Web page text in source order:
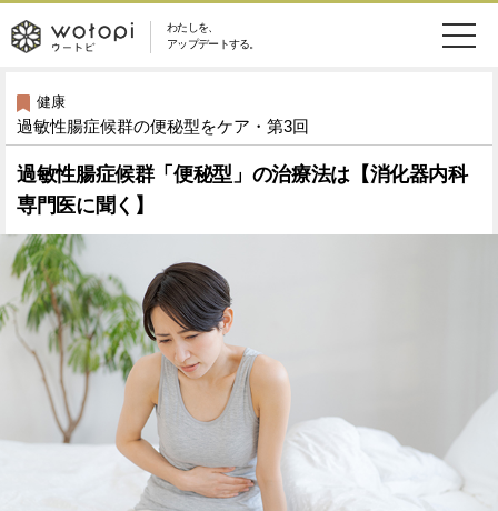
わたしを、
アップデートする。
wotopi
-
ウ
ー
ト
ピ
メ
ニ
ュ
ー
美容・コスメ 妊娠・出産
健康
ライフスタイル
ソーシャル
アイテム
索
ウートピとは？
健康
過敏性腸症候群の便秘型をケア・第3回
過敏性腸症候群「便秘型」の治療法は【消化器内科
専門医に聞く】